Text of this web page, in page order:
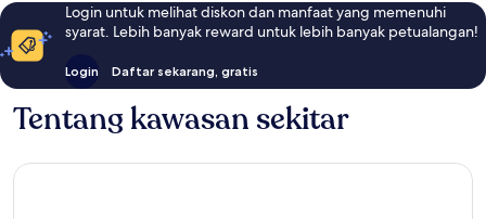
Login untuk melihat diskon dan manfaat yang memenuhi
syarat. Lebih banyak reward untuk lebih banyak petualangan!
Login Daftar sekarang, gratis
Tentang kawasan sekitar